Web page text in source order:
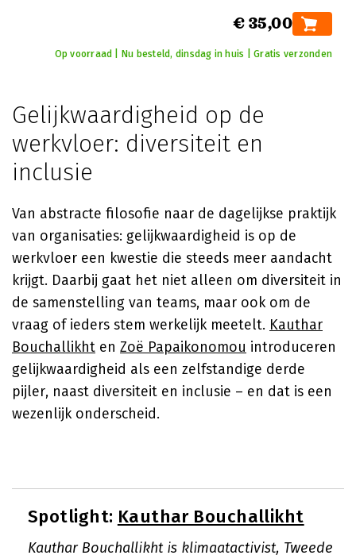
€ 35,00
Op voorraad | Nu besteld, dinsdag in huis | Gratis verzonden
Gelijkwaardigheid op de
werkvloer: diversiteit en
inclusie
Van abstracte filosofie naar de dagelijkse praktijk
van organisaties: gelijkwaardigheid is op de
werkvloer een kwestie die steeds meer aandacht
krijgt. Daarbij gaat het niet alleen om diversiteit in
de samenstelling van teams, maar ook om de
vraag of ieders stem werkelijk meetelt. Kauthar
Bouchallikht en Zoë Papaikonomou introduceren
gelijkwaardigheid als een zelfstandige derde
pijler, naast diversiteit en inclusie – en dat is een
wezenlijk onderscheid.
Spotlight: Kauthar Bouchallikht
Kauthar Bouchallikht is klimaatactivist, Tweede